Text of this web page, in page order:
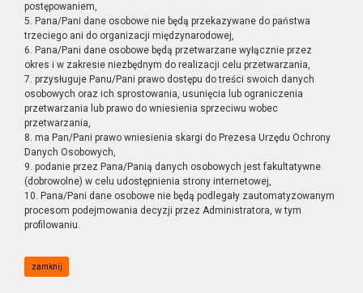
postępowaniem,
5. Pana/Pani dane osobowe nie będą przekazywane do państwa
trzeciego ani do organizacji międzynarodowej,
6. Pana/Pani dane osobowe będą przetwarzane wyłącznie przez
okres i w zakresie niezbędnym do realizacji celu przetwarzania,
7. przysługuje Panu/Pani prawo dostępu do treści swoich danych
osobowych oraz ich sprostowania, usunięcia lub ograniczenia
przetwarzania lub prawo do wniesienia sprzeciwu wobec
przetwarzania,
8. ma Pan/Pani prawo wniesienia skargi do Prezesa Urzędu Ochrony
Danych Osobowych,
9. podanie przez Pana/Panią danych osobowych jest fakultatywne
(dobrowolne) w celu udostępnienia strony internetowej,
10. Pana/Pani dane osobowe nie będą podlegały zautomatyzowanym
procesom podejmowania decyzji przez Administratora, w tym
profilowaniu.
zamknij